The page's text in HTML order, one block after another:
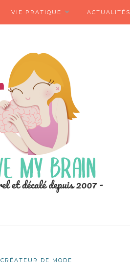
VIE PRATIQUE ACTUALITÉS
CRÉATEUR DE MODE